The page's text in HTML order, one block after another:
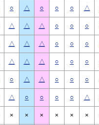
○ △ ○ ○ ○ △
△ △ △ ○ ○ ○
△ △ △ ○ ○ ○
△ △ △ ○ ○ ○
○ △ △ ○ ○ ○
△ ○ ○ ○ ○ △
× × × × × ×